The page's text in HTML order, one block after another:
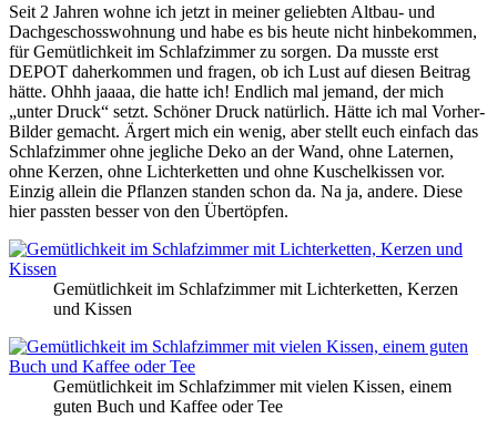
Seit 2 Jahren wohne ich jetzt in meiner geliebten Altbau- und
Dachgeschosswohnung und habe es bis heute nicht hinbekommen,
für Gemütlichkeit im Schlafzimmer zu sorgen. Da musste erst
DEPOT daherkommen und fragen, ob ich Lust auf diesen Beitrag
hätte. Ohhh jaaaa, die hatte ich! Endlich mal jemand, der mich
„unter Druck“ setzt. Schöner Druck natürlich. Hätte ich mal Vorher-
Bilder gemacht. Ärgert mich ein wenig, aber stellt euch einfach das
Schlafzimmer ohne jegliche Deko an der Wand, ohne Laternen,
ohne Kerzen, ohne Lichterketten und ohne Kuschelkissen vor.
Einzig allein die Pflanzen standen schon da. Na ja, andere. Diese
hier passten besser von den Übertöpfen.
Gemütlichkeit im Schlafzimmer mit Lichterketten, Kerzen
und Kissen
Gemütlichkeit im Schlafzimmer mit vielen Kissen, einem
guten Buch und Kaffee oder Tee